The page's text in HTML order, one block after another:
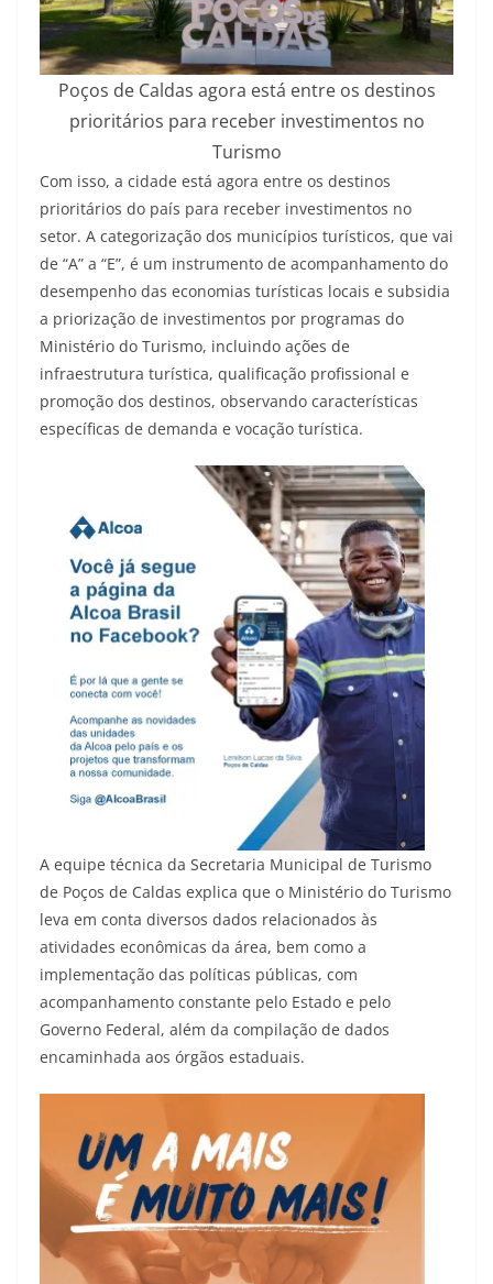
Poços de Caldas agora está entre os destinos
prioritários para receber investimentos no
Turismo
Com isso, a cidade está agora entre os destinos
prioritários do país para receber investimentos no
setor. A categorização dos municípios turísticos, que vai
de “A” a “E”, é um instrumento de acompanhamento do
desempenho das economias turísticas locais e subsidia
a priorização de investimentos por programas do
Ministério do Turismo, incluindo ações de
infraestrutura turística, qualificação profissional e
promoção dos destinos, observando características
específicas de demanda e vocação turística.
A equipe técnica da Secretaria Municipal de Turismo
de Poços de Caldas explica que o Ministério do Turismo
leva em conta diversos dados relacionados às
atividades econômicas da área, bem como a
implementação das políticas públicas, com
acompanhamento constante pelo Estado e pelo
Governo Federal, além da compilação de dados
encaminhada aos órgãos estaduais.